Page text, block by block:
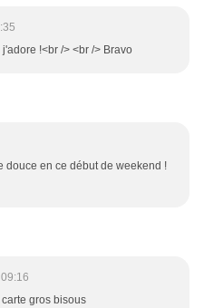
!<br /> <br /> Bravo
douce en ce début de weekend !
gros bisous